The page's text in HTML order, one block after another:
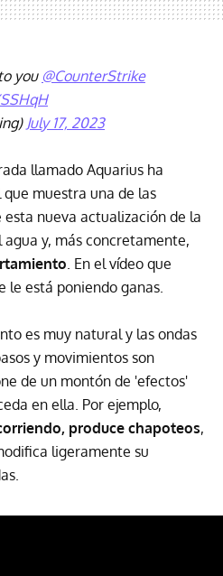
you @CounterStrike
July 17, 2023
llamado Aquarius ha
muestra una de las
nueva actualización de la
y, más concretamente,
. En el vídeo que
le está poniendo ganas.
es muy natural y las ondas
y movimientos son
de un montón de 'efectos'
en ella. Por ejemplo,
produce chapoteos,
ligeramente su